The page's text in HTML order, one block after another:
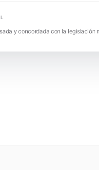
y concordada con la legislación